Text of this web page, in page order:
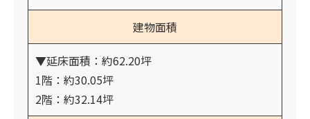
建物面積
▼延床面積：約62.20坪
1階：約30.05坪
2階：約32.14坪